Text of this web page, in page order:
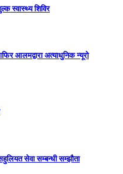
स्वास्थ्य शिविर
आलमद्वारा अत्याधुनिक न्यूरो
सेवा सम्बन्धी सम्झौता